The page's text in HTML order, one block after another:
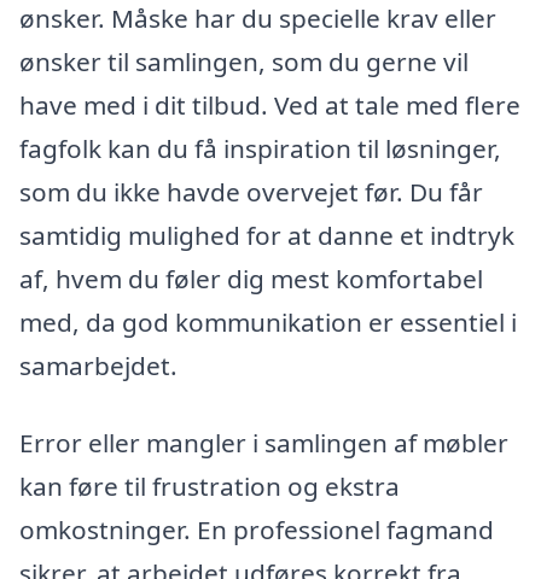
ønsker. Måske har du specielle krav eller
ønsker til samlingen, som du gerne vil
have med i dit tilbud. Ved at tale med flere
fagfolk kan du få inspiration til løsninger,
som du ikke havde overvejet før. Du får
samtidig mulighed for at danne et indtryk
af, hvem du føler dig mest komfortabel
med, da god kommunikation er essentiel i
samarbejdet.
Error eller mangler i samlingen af møbler
kan føre til frustration og ekstra
omkostninger. En professionel fagmand